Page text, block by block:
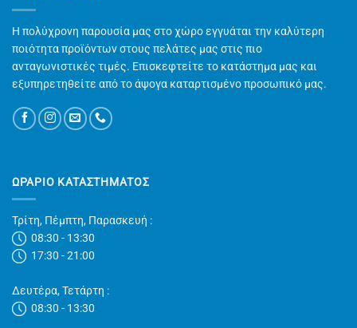
Η πολύχρονη παρουσία μας στο χώρο εγγυάται την καλύτερη
ποιότητα προϊόντων στους πελάτες μας στις πιο
ανταγωνιστικές τιμές. Επισκεφτείτε το κατάστημα μας και
εξυπηρετηθείτε από το άψογα καταρτισμένο προσωπικό μας.
ΩΡΑΡΙΟ ΚΑΤΑΣΤΗΜΑΤΟΣ
Τρίτη, Πέμπτη, Παρασκευή :
08:30 - 13:30
17:30 - 21:00
Δευτέρα, Τετάρτη :
08:30 - 13:30